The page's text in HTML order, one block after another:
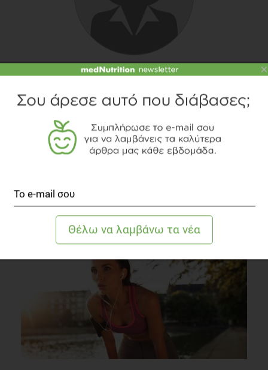
ΛΊΤΣΑ ΚΟΥΛΛΑΠΉ
Διατροφολόγος - Διαιτολόγος
TOPICS
ΔΙΑΒΑΣΤΕ ΑΚΟΜΗ
×